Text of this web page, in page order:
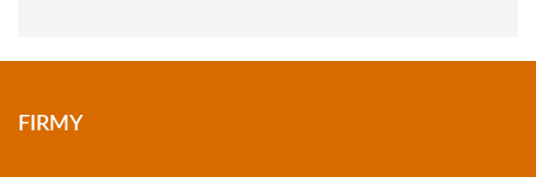
FIRMY